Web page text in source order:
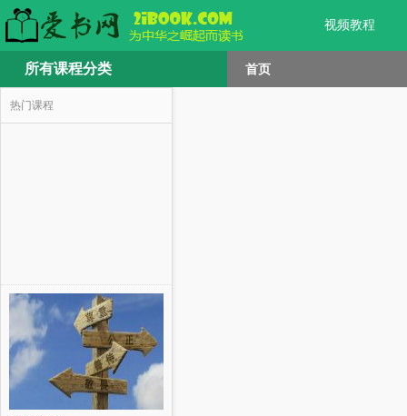
视频教程
所有课程分类 首页
热门课程